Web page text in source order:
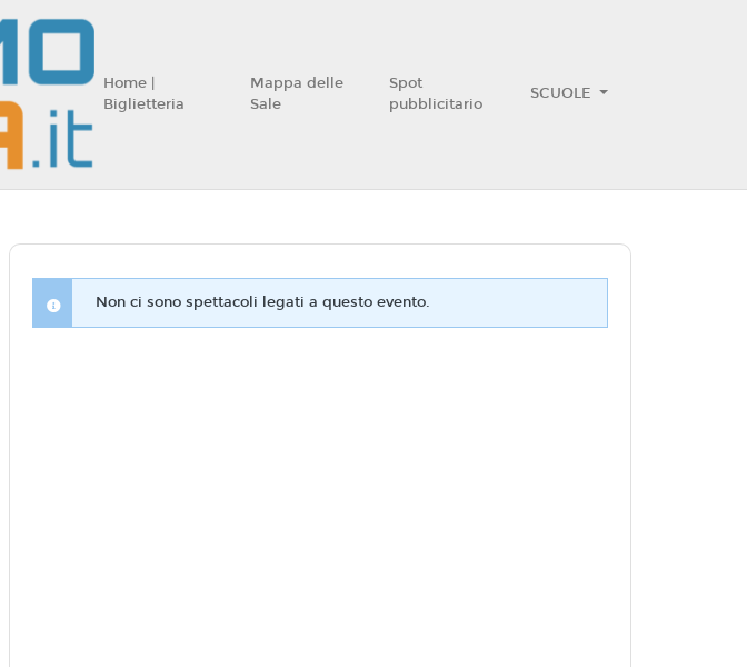
Home |
Biglietteria
Mappa delle
Sale
Spot
pubblicitario
SCUOLE
Non ci sono spettacoli legati a questo evento.